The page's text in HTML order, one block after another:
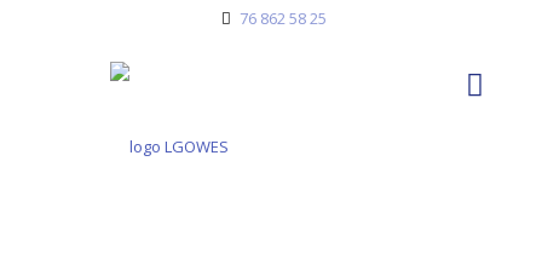
76 862 58 25